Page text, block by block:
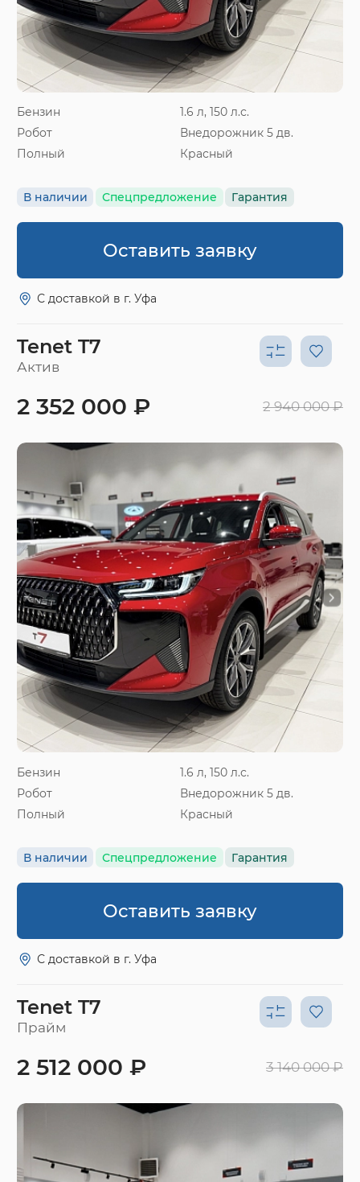
Бензин
1.6 л, 150 л.с.
Робот
Внедорожник 5 дв.
Полный
Красный
В наличии Спецпредложение Гарантия
Оставить заявку
С доставкой в г. Уфа
Tenet T7
Актив
Бензин
1.6 л, 150 л.с.
Робот
Внедорожник 5 дв.
Полный
Красный
В наличии Спецпредложение Гарантия
2 352 000 ₽ 2 940 000 ₽
Оставить заявку
С доставкой в г. Уфа
Tenet T7
Прайм
2 512 000 ₽ 3 140 000 ₽